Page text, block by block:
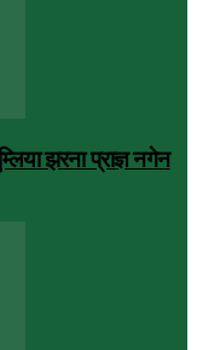
झरना प्राज्ञ नगेन